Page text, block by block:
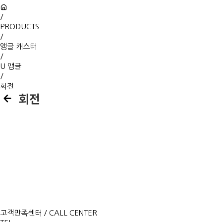
/
PRODUCTS
/
앵글 캐스터
/
U 앵글
/
회전
회전
고객만족센터 / CALL CENTER